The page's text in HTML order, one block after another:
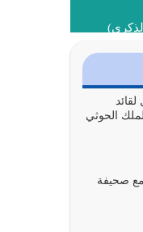
لذكري)
الله
وعن هدى
الحوثي
مع صحيفة